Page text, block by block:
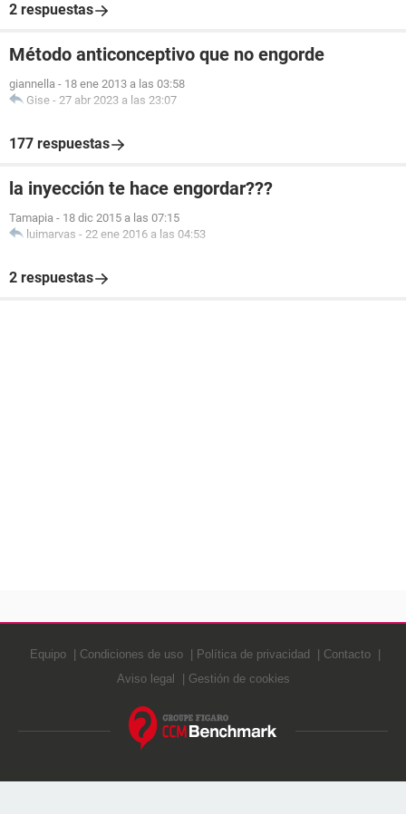
2 respuestas
Método anticonceptivo que no engorde
giannella - 18 ene 2013 a las 03:58
Gise - 27 abr 2023 a las 23:07
177 respuestas
la inyección te hace engordar???
Tamapia - 18 dic 2015 a las 07:15
luimarvas - 22 ene 2016 a las 04:53
2 respuestas
Equipo Condiciones de uso Política de privacidad
Contacto
Aviso legal
Gestión de cookies